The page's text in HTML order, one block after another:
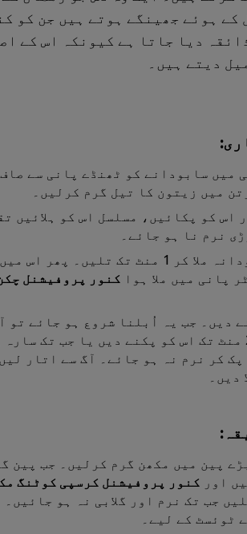
ہوئے جھینگے ہوتے ہیں جن کو
دیا جاتا ہے کیونکہ اس کے
دیتے ہیں۔
میں سابودانے کو ٹھنڈے پانی سے صاف
میں زیتون کا تیل گرم کرلیں۔
نرم نا ہو جائے۔
اب اس میں بهیگا ہوا سابودانہ ملا کر 1 منٹ تک
کنور پروفیشنل
دیں۔ جب یہ اُبلنا شروع ہو جائے تو
کم کرلیں، ڈھک دیں اور 20 منٹ تک اس کو پکنے دیں یا جب
کر نرم نہ ہو جائے۔ آگ سے اتار
پین میں مکھن گرم کرلیں۔ جب پین
اور کنور پروفیشنل کرسپی کوٹنگ
جب تک نرم اور گلابی نہ ہو جائیں۔
ٹوئسٹ کے لیے۔